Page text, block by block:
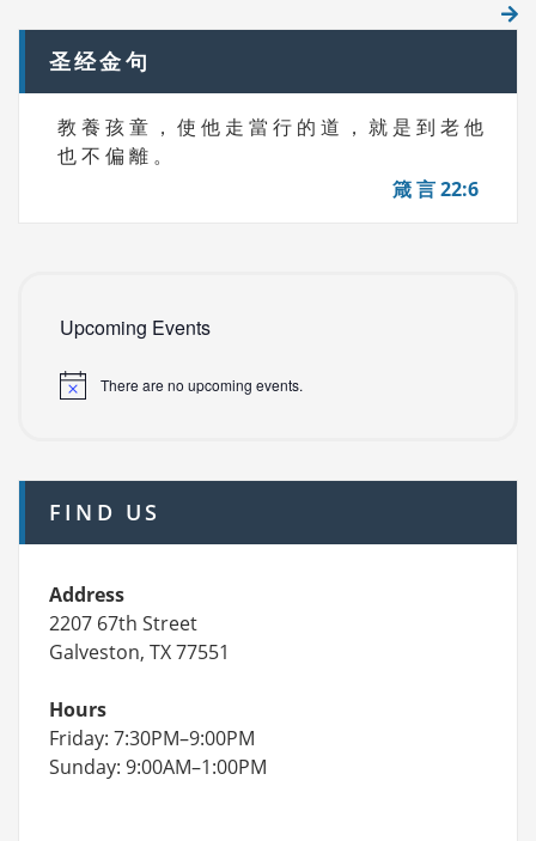
圣经金句
教 養 孩 童 ， 使 他 走 當 行 的 道 ， 就 是 到 老 他
也 不 偏 離 。
箴 言 22:6
Upcoming Events
There are no upcoming events.
FIND US
Address
2207 67th Street
Galveston, TX 77551
Hours
Friday: 7:30PM–9:00PM
Sunday: 9:00AM–1:00PM